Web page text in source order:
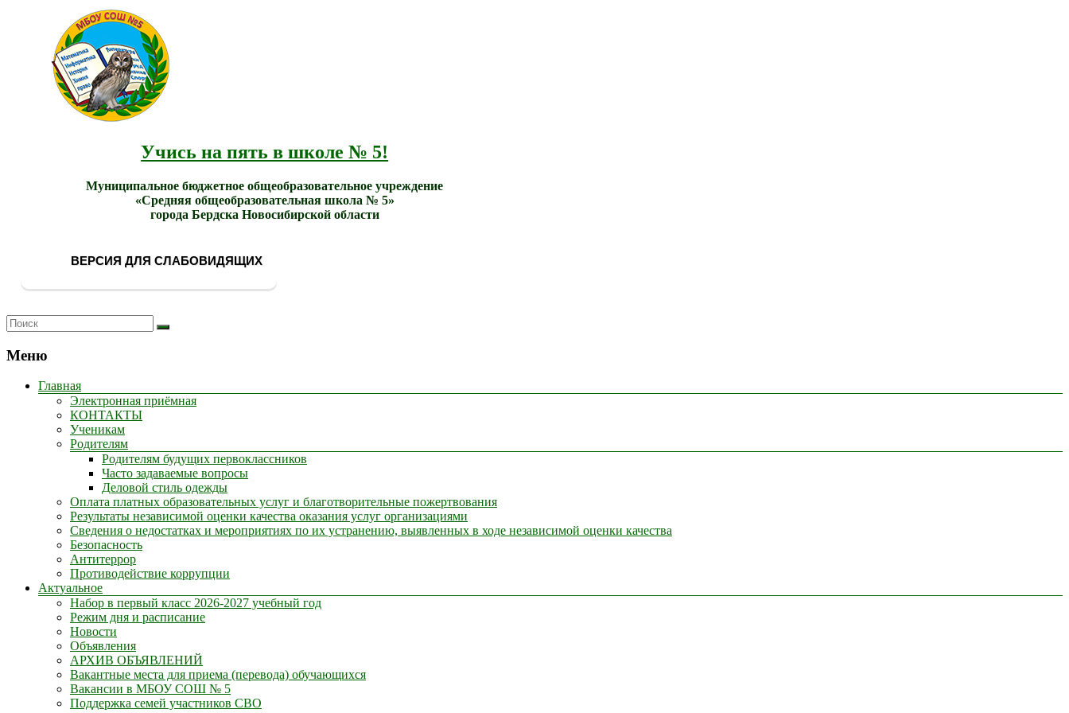
Учись на пять в школе № 5!
Муниципальное бюджетное общеобразовательное учреждение
«Средняя общеобразовательная школа № 5»
города Бердска Новосибирской области
ВЕРСИЯ ДЛЯ СЛАБОВИДЯЩИХ
Меню
Главная
Электронная приёмная
КОНТАКТЫ
Ученикам
Родителям
Родителям будущих первоклассников
Часто задаваемые вопросы
Деловой стиль одежды
Оплата платных образовательных услуг и благотворительные пожертвования
Результаты независимой оценки качества оказания услуг организациями
Сведения о недостатках и мероприятиях по их устранению, выявленных в ходе независимой оценки качества
Безопасность
Антитеррор
Противодействие коррупции
Актуальное
Набор в первый класс 2026-2027 учебный год
Режим дня и расписание
Новости
Объявления
АРХИВ ОБЪЯВЛЕНИЙ
Вакантные места для приема (перевода) обучающихся
Вакансии в МБОУ СОШ № 5
Поддержка семей участников СВО